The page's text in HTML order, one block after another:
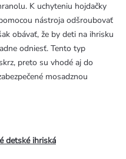
K uchyteniu hojdačky
nástroja odšroubovať
obávať, že by deti na ihrisku
odniesť. Tento typ
preto su vhodé aj do
mosadznou
detské ihriská